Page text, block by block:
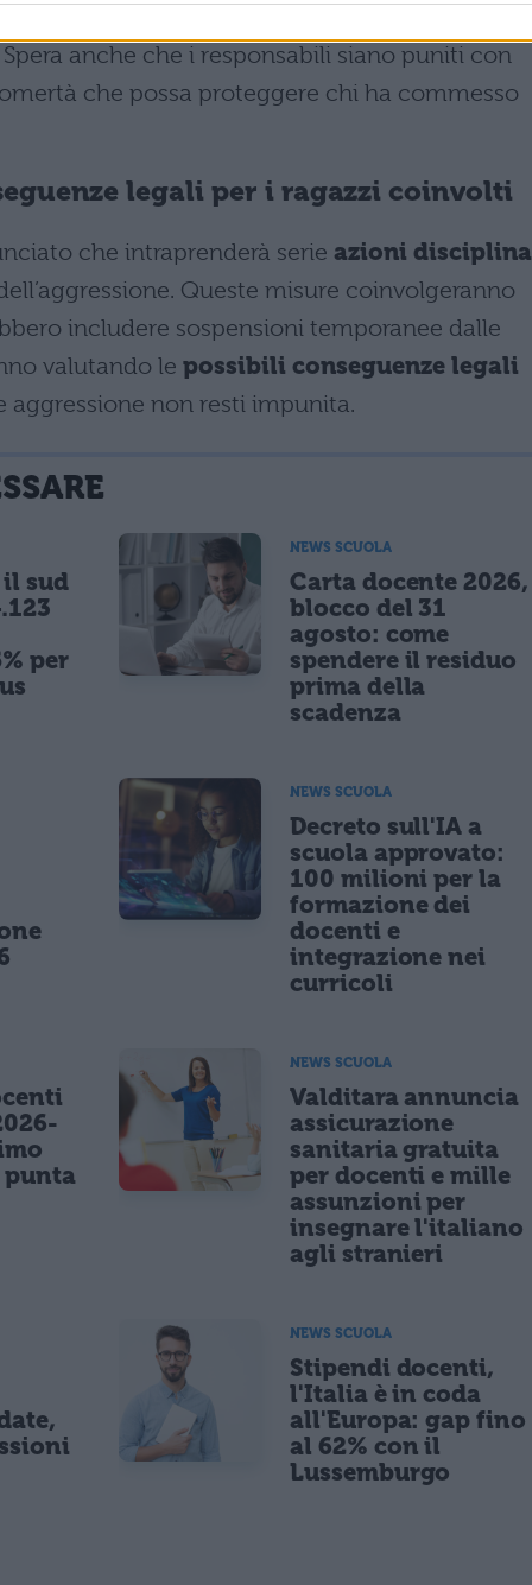
giustizia ed è determinata a non permettere
anche che i responsabili siano puniti con
che possa proteggere chi ha commesso
legali per i ragazzi coinvolti
che intraprenderà serie azioni
Queste misure coinvolgeranno
includere sospensioni temporanee dalle
valutando le possibili conseguenze legali
aggressione non resti impunita.
sud
per
NEWS SCUOLA
Carta docente 2026,
blocco del 31
agosto: come
spendere il residuo
prima della
scadenza
NEWS SCUOLA
Decreto sull'IA a
scuola approvato:
100 milioni per la
formazione dei
docenti e
integrazione nei
curricoli
punta
NEWS SCUOLA
Valditara annuncia
assicurazione
sanitaria gratuita
per docenti e mille
assunzioni per
insegnare l'italiano
agli stranieri
NEWS SCUOLA
Stipendi docenti,
l'Italia è in coda
all'Europa: gap fino
al 62% con il
Lussemburgo